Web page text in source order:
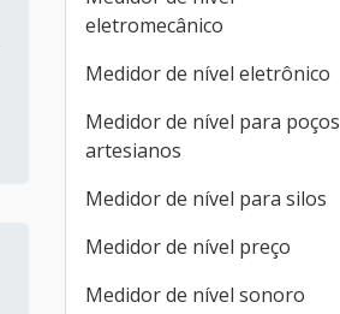
eletromecânico
Medidor de nível eletrônico
Medidor de nível para poços
artesianos
Medidor de nível para silos
Medidor de nível preço
Medidor de nível sonoro